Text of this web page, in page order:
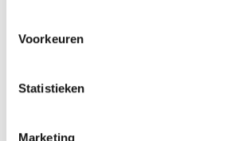
Voorkeuren
Statistieken
Marketing
♥ YOU MAY ALSO LOVE...